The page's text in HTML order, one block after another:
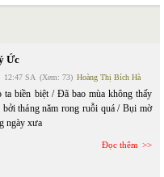
Ức
12:47 SA (Xem: 73) Hoàng Thị Bích Hà
biền biệt / Đã bao mùa không thấy
tháng năm rong ruỗi quá / Bụi mờ
ngày xưa
Đọc thêm